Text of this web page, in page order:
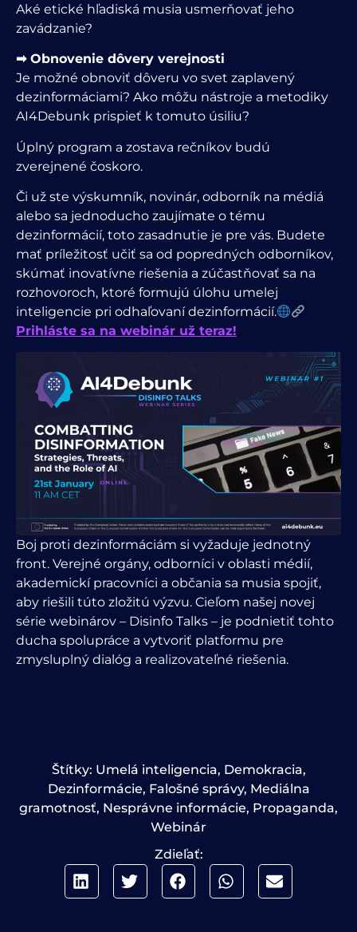
Aké etické hľadiská musia usmerňovať jeho
zavádzanie?
➡ Obnovenie dôvery verejnosti
Je možné obnoviť dôveru vo svet zaplavený
dezinformáciami? Ako môžu nástroje a metodiky
AI4Debunk prispieť k tomuto úsiliu?
Úplný program a zostava rečníkov budú
zverejnené čoskoro.
Či už ste výskumník, novinár, odborník na médiá
alebo sa jednoducho zaujímate o tému
dezinformácií, toto zasadnutie je pre vás. Budete
mať príležitosť učiť sa od popredných odborníkov,
skúmať inovatívne riešenia a zúčastňovať sa na
rozhovoroch, ktoré formujú úlohu umelej
inteligencie pri odhaľovaní dezinformácií.
Prihláste sa na webinár už teraz!
Boj proti dezinformáciám si vyžaduje jednotný
front. Verejné orgány, odborníci v oblasti médií,
akademickí pracovníci a občania sa musia spojiť,
aby riešili túto zložitú výzvu. Cieľom našej novej
série webinárov – Disinfo Talks – je podnietiť tohto
ducha spolupráce a vytvoriť platformu pre
zmysluplný dialóg a realizovateľné riešenia.
Štítky: Umelá inteligencia, Demokracia,
Dezinformácie, Falošné správy, Mediálna
gramotnosť, Nesprávne informácie, Propaganda,
Webinár
Zdieľať: